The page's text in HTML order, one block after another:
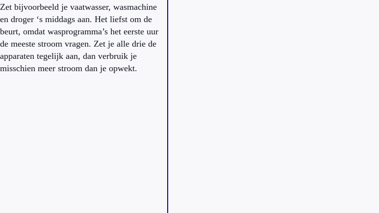
Zet bijvoorbeeld je vaatwasser, wasmachine
en droger ‘s middags aan. Het liefst om de
beurt, omdat wasprogramma’s het eerste uur
de meeste stroom vragen. Zet je alle drie de
apparaten tegelijk aan, dan verbruik je
misschien meer stroom dan je opwekt.